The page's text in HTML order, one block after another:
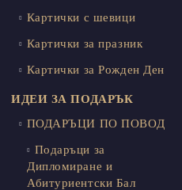
Картички с шевици
Картички за празник
Картички за Рожден Ден
ИДЕИ ЗА ПОДАРЪК
ПОДАРЪЦИ ПО ПОВОД
Подаръци за
Дипломиране и
Абитуриентски Бал